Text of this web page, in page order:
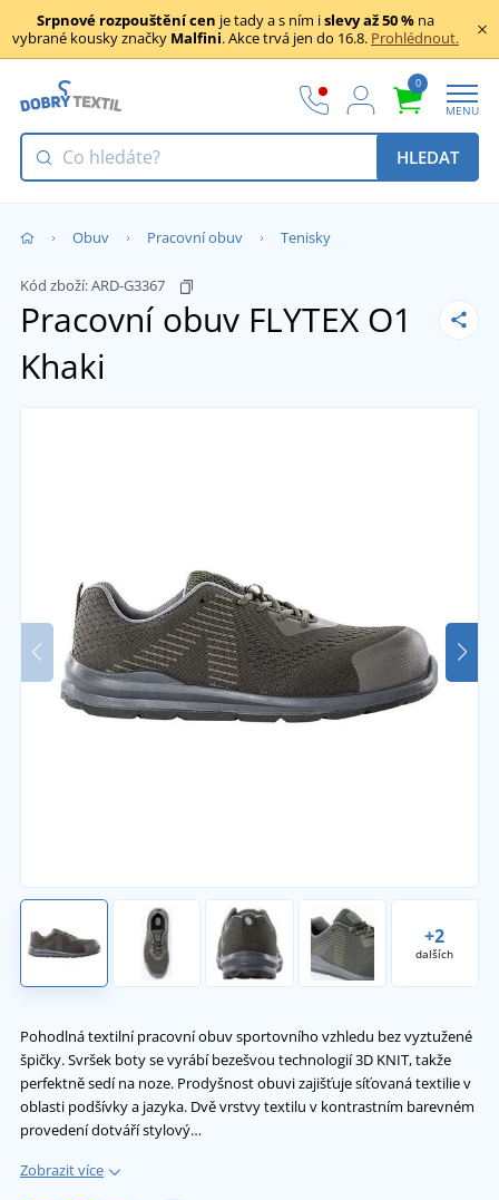
Srpnové rozpouštění cen je tady a s ním islevy až 50 % na
vybrané kousky značky Malfini. Akce trvá jen do 16.8. Prohlédnout.
0
MENU
HLEDAT
Obuv Pracovní obuv Tenisky
Kód zboží:ARD-G3367
Pracovní obuv FLYTEX O1
Khaki
+2
dalších
Pohodlná textilní pracovní obuv sportovního vzhledu bez vyztužené
špičky. Svršek boty se vyrábí bezešvou technologií 3D KNIT, takže
perfektně sedí na noze. Prodyšnost obuvi zajišťuje síťovaná textilie v
oblasti podšívky a jazyka. Dvě vrstvy textilu v kontrastním barevném
provedení dotváří stylový…
Zobrazit více